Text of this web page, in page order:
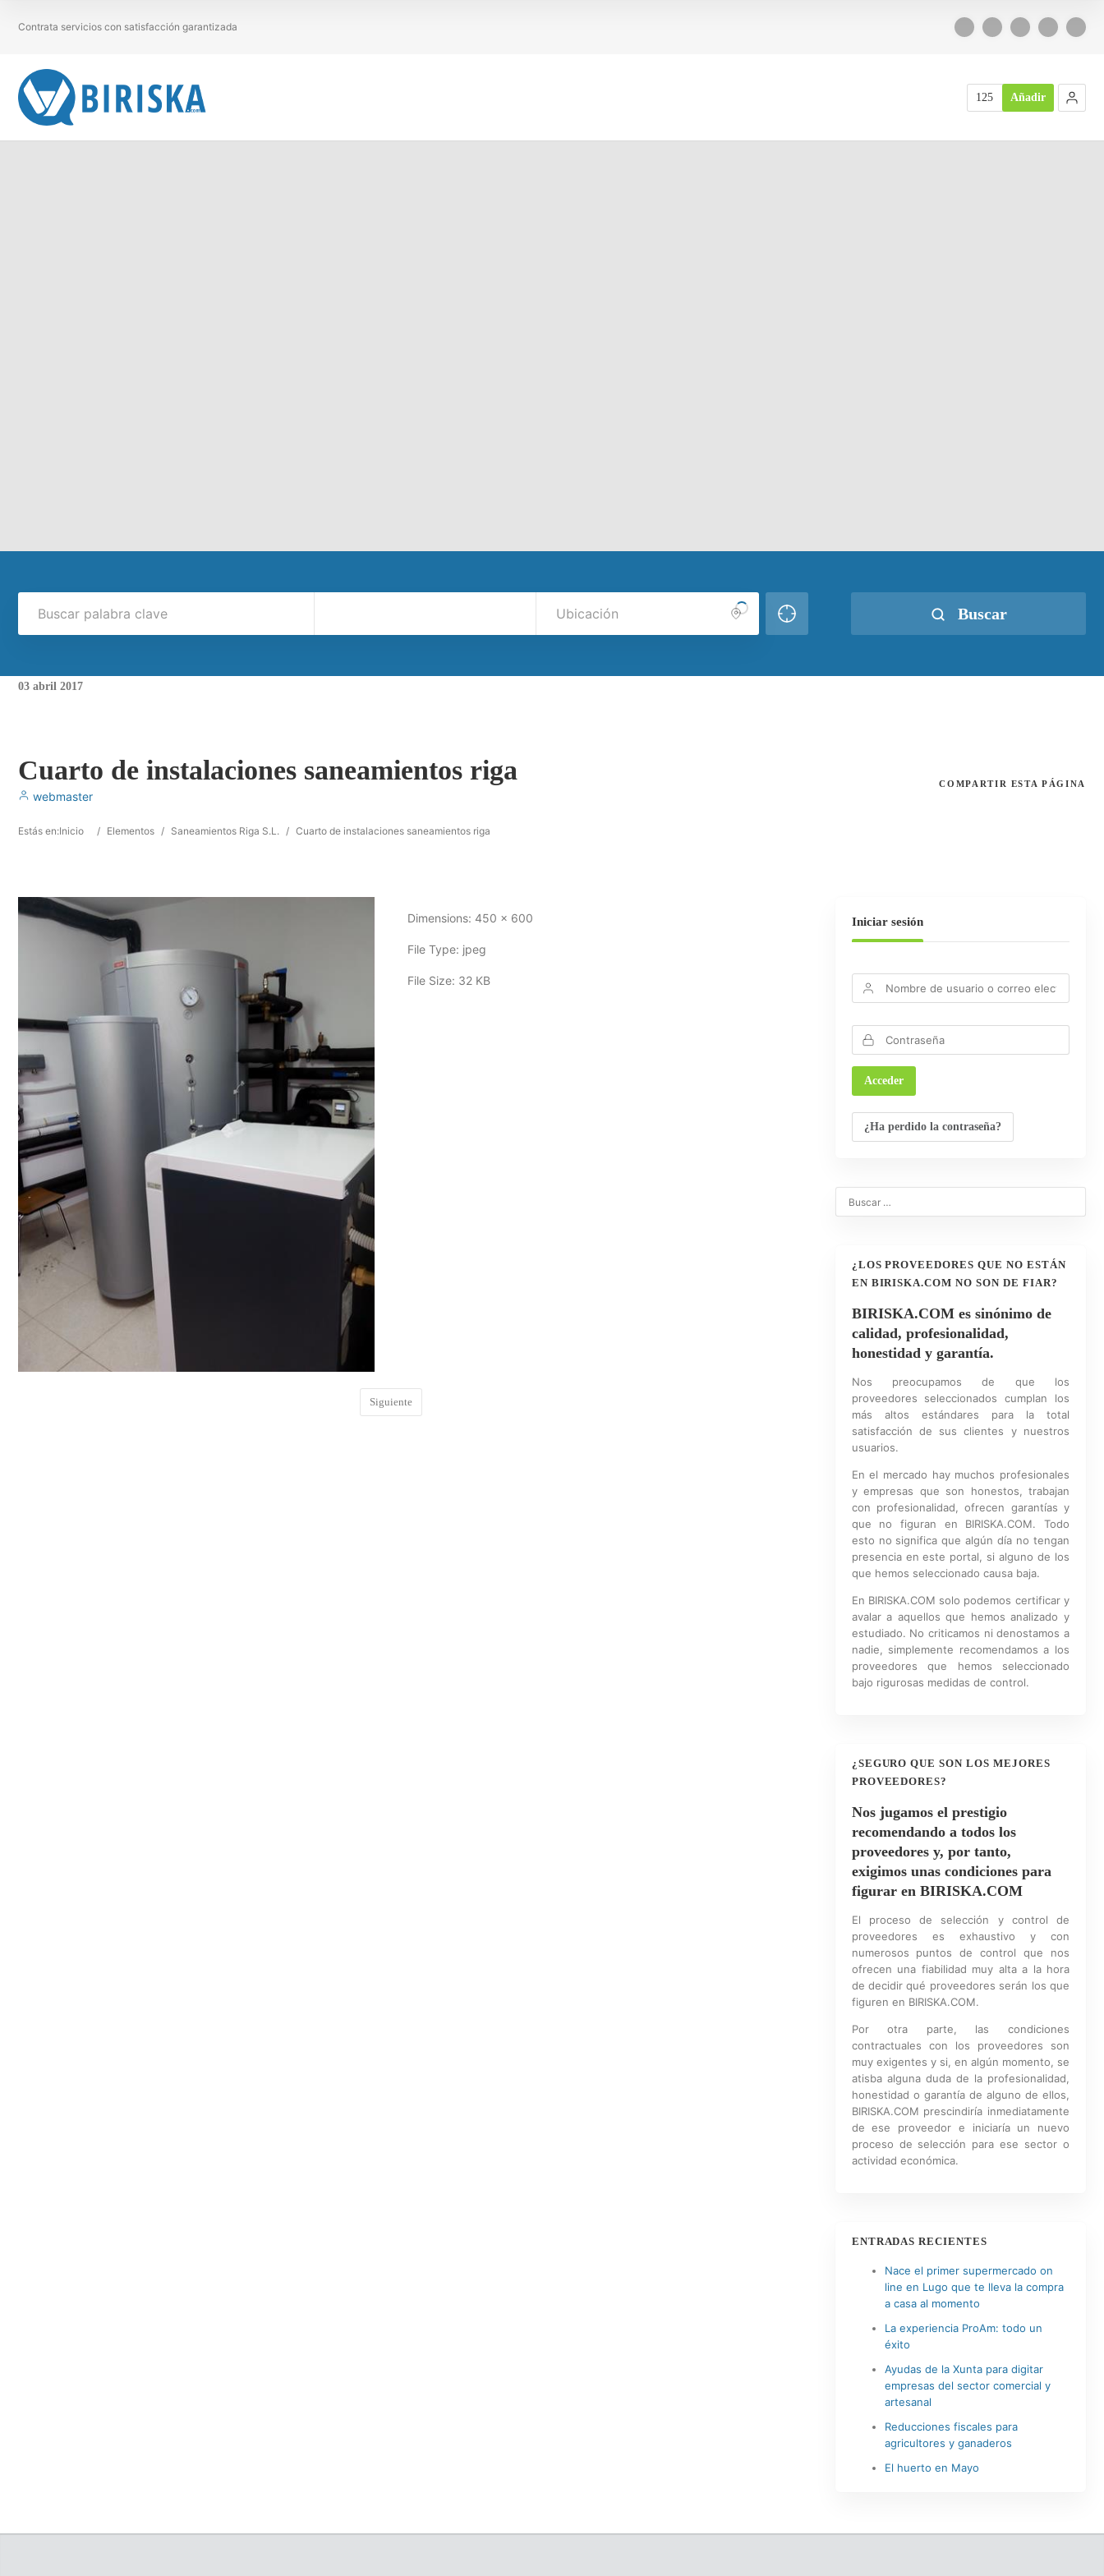
Contrata servicios con satisfacción garantizada
125 Añadir
Buscar
03 abril 2017
Cuarto de instalaciones saneamientos riga
webmaster
Estás en:Inicio / Elementos / Saneamientos Riga S.L. / Cuarto de instalaciones saneamientos riga
COMPARTIR ESTA PÁGINA
Dimensions: 450 x 600
File Type: jpeg
File Size: 32 KB
Siguiente
Iniciar sesión
¿Ha perdido la contraseña?
¿LOS PROVEEDORES QUE NO ESTÁN
EN BIRISKA.COM NO SON DE FIAR?
BIRISKA.COM es sinónimo de
calidad, profesionalidad,
honestidad y garantía.
Nos preocupamos de que los
proveedores seleccionados cumplan los
más altos estándares para la total
satisfacción de sus clientes y nuestros
usuarios.
En el mercado hay muchos profesionales
y empresas que son honestos, trabajan
con profesionalidad, ofrecen garantías y
que no figuran en BIRISKA.COM. Todo
esto no significa que algún día no tengan
presencia en este portal, si alguno de los
que hemos seleccionado causa baja.
En BIRISKA.COM solo podemos certificar y
avalar a aquellos que hemos analizado y
estudiado. No criticamos ni denostamos a
nadie, simplemente recomendamos a los
proveedores que hemos seleccionado
bajo rigurosas medidas de control.
¿SEGURO QUE SON LOS MEJORES
PROVEEDORES?
Nos jugamos el prestigio
recomendando a todos los
proveedores y, por tanto,
exigimos unas condiciones para
figurar en BIRISKA.COM
El proceso de selección y control de
proveedores es exhaustivo y con
numerosos puntos de control que nos
ofrecen una fiabilidad muy alta a la hora
de decidir qué proveedores serán los que
figuren en BIRISKA.COM.
Por otra parte, las condiciones
contractuales con los proveedores son
muy exigentes y si, en algún momento, se
atisba alguna duda de la profesionalidad,
honestidad o garantía de alguno de ellos,
BIRISKA.COM prescindiría inmediatamente
de ese proveedor e iniciaría un nuevo
proceso de selección para ese sector o
actividad económica.
ENTRADAS RECIENTES
Nace el primer supermercado on
line en Lugo que te lleva la compra
a casa al momento
La experiencia ProAm: todo un
éxito
Ayudas de la Xunta para digitar
empresas del sector comercial y
artesanal
Reducciones fiscales para
agricultores y ganaderos
El huerto en Mayo